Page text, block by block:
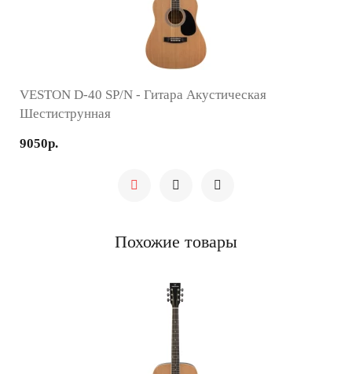
VESTON D-40 SP/N - Гитара Акустическая
Шестиструнная
9050р.
Похожие товары